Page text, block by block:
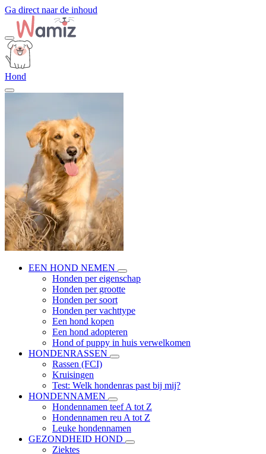
Ga direct naar de inhoud
Hond
EEN HOND NEMEN
Honden per eigenschap
Honden per grootte
Honden per soort
Honden per vachttype
Een hond kopen
Een hond adopteren
Hond of puppy in huis verwelkomen
HONDENRASSEN
Rassen (FCI)
Kruisingen
Test: Welk hondenras past bij mij?
HONDENNAMEN
Hondennamen teef A tot Z
Hondennamen reu A tot Z
Leuke hondennamen
GEZONDHEID HOND
Ziektes